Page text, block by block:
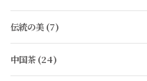
伝統の美 (7)
中国茶 (24)